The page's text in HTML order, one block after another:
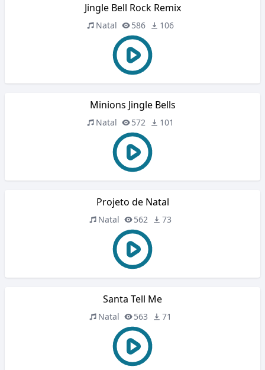
Jingle Bell Rock Remix
Natal 586 106
Minions Jingle Bells
Natal 572 101
Projeto de Natal
Natal 562 73
Santa Tell Me
Natal 563 71